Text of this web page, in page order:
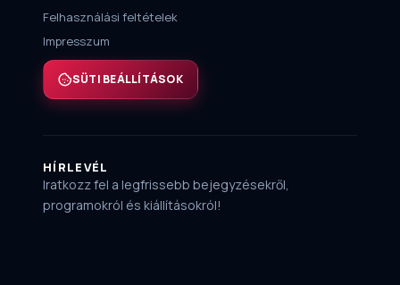
Felhasználási feltételek
Impresszum
SÜTI BEÁLLÍTÁSOK
HÍRLEVÉL
Iratkozz fel a legfrissebb bejegyzésekről,
programokról és kiállításokról!